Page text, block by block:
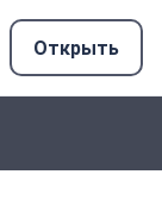
Открыть